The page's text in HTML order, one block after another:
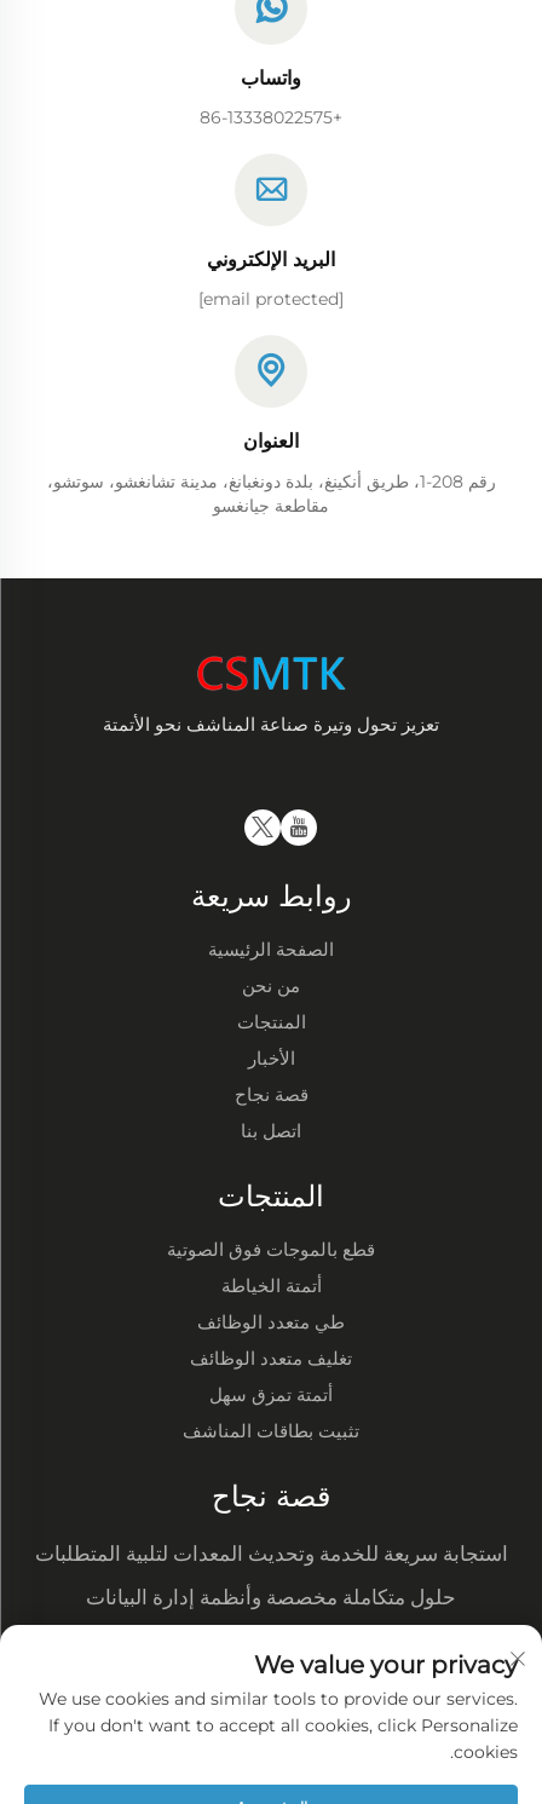
واتساب
+86-13338022575
البريد الإلكتروني
[email protected]
العنوان
رقم 208-1، طريق أنكينغ، بلدة دونغبانغ، مدينة تشانغشو، سوتشو،
مقاطعة جيانغسو
تعزيز تحول وتيرة صناعة المناشف نحو الأتمتة
روابط سريعة
الصفحة الرئيسية
من نحن
المنتجات
الأخبار
قصة نجاح
اتصل بنا
المنتجات
قطع بالموجات فوق الصوتية
أتمتة الخياطة
طي متعدد الوظائف
تغليف متعدد الوظائف
أتمتة تمزق سهل
تثبيت بطاقات المناشف
قصة نجاح
استجابة سريعة للخدمة وتحديث المعدات لتلبية المتطلبات
الجديدة
حلول متكاملة مخصصة وأنظمة إدارة البيانات
كبيرة من العملاء
ومرتب مع جودة متسقة
سياسة الخصوصية
We value your privacy
We use cookies and similar tools to provide our services.
If you don't want to accept all cookies, click Personalize
cookies.